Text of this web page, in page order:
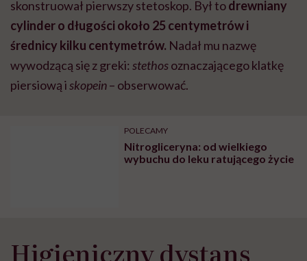
Higieniczny dystans
całkowicie zmieniało jego charakter. Dzięki niemu
lekarz zyskiwał pewien dystans wobec pacjenta, co w
Laennec szybko zrozumiał, żewynalazek ma